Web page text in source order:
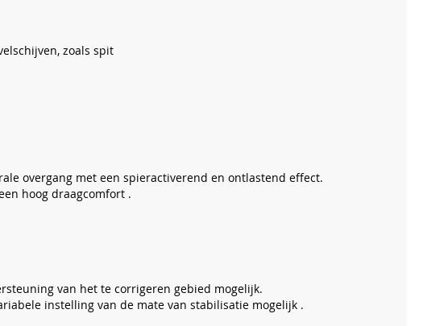
zoals spit
overgang met een spieractiverend en ontlastend effect.
hoog draagcomfort .
van het te corrigeren gebied mogelijk.
instelling van de mate van stabilisatie mogelijk .